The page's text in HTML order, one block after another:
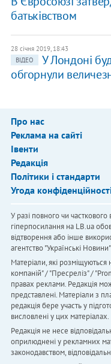
батьківством
28 січня 2019, 18:43
ВІДЕО
У Лондоні
обгорнули
Про нас
Реклама на сайті
Івенти
Редакція
Політики і стандарти
Угода
У разі повного чи часткового
гіперпосилання на LB.ua
відтворення або інше
агентство "Українськi
Матеріали, які
компаній" / "Пресреліз" /
правах реклами. Редакція
представлені. Матеріали з
редакція бере участь у
висловлені у цих матеріалах.
Редакція не несе
оприлюднені у рекламних
законодавством,